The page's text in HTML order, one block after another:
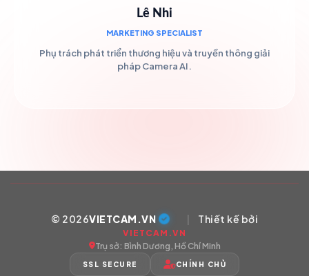
Lê Nhi
MARKETING SPECIALIST
Phụ trách phát triển thương hiệu và truyền thông giải
pháp Camera AI.
© 2026VIETCAM.VN | Thiết kế bởi
VIETCAM.VN
Trụ sở: Bình Dương, Hồ Chí Minh
SSL SECURE CHÍNH CHỦ